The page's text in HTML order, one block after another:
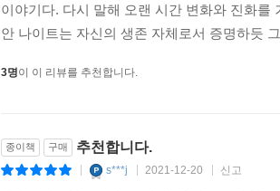
이야기다. 다시 말해 오랜 시간 변화와 진화를
안 나이트는 자신의 생존 자체로서 증명하듯
3명이 이 리뷰를 추천합니다.
종이책 구매 추천합니다.
s***j 2021-12-20 신고